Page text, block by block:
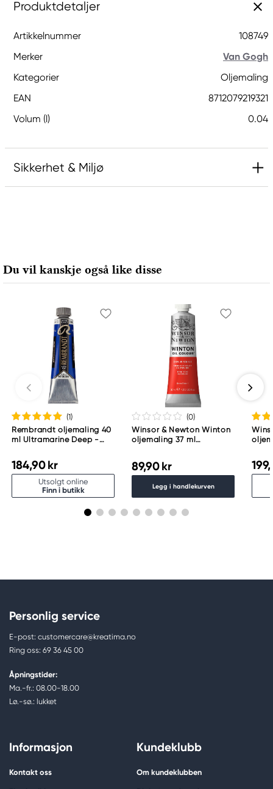
Produktdetaljer
Artikkelnummer
108749
Merker
Van Gogh
Kategorier
Oljemaling
EAN
8712079219321
Volum (l)
0.04
Sikkerhet & Miljø
7311 PD Apeldoorn, Netherlands
info@royaltalens.com
Du vil kanskje også like disse
(1)
Rembrandt oljemaling 40
ml Ultramarine Deep -
184,90 kr
Utsolgt online
Finn i butikk
(0)
Winsor & Newton Winton
oljemaling 37 ml
89,90 kr
Legg i handlekurven
Personlig service
E-post: customercare@kreatima.no
Ring oss: 69 36 45 00
Åpningstider:
Ma.-fr.: 08.00-18.00
Lø.-sø.: lukket
Informasjon
Kontakt oss
Kundeklubb
Om kundeklubben